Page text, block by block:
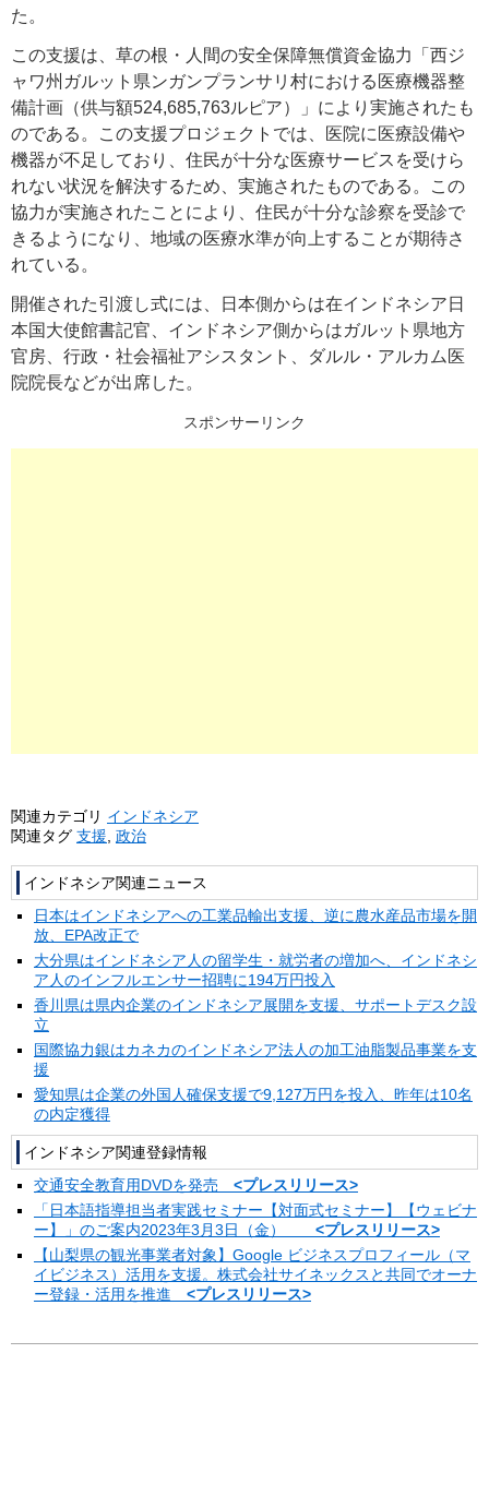
た。
この支援は、草の根・人間の安全保障無償資金協力「西ジ
ャワ州ガルット県ンガンプランサリ村における医療機器整
備計画（供与額524,685,763ルピア）」により実施されたも
のである。この支援プロジェクトでは、医院に医療設備や
機器が不足しており、住民が十分な医療サービスを受けら
れない状況を解決するため、実施されたものである。この
協力が実施されたことにより、住民が十分な診察を受診で
きるようになり、地域の医療水準が向上することが期待さ
れている。
開催された引渡し式には、日本側からは在インドネシア日
本国大使館書記官、インドネシア側からはガルット県地方
官房、行政・社会福祉アシスタント、ダルル・アルカム医
院院長などが出席した。
スポンサーリンク
関連カテゴリ インドネシア
関連タグ 支援 政治
インドネシア関連ニュース
日本はインドネシアへの工業品輸出支援、逆に農水産品市場を開
放、EPA改正で
大分県はインドネシア人の留学生・就労者の増加へ、インドネシ
ア人のインフルエンサー招聘に194万円投入
香川県は県内企業のインドネシア展開を支援、サポートデスク設
立
国際協力銀はカネカのインドネシア法人の加工油脂製品事業を支
援
愛知県は企業の外国人確保支援で9,127万円を投入、昨年は10名
の内定獲得
インドネシア関連登録情報
交通安全教育用DVDを発売 <プレスリリース>
「日本語指導担当者実践セミナー【対面式セミナー】【ウェビナ
ー】」のご案内2023年3月3日（金） <プレスリリース>
【山梨県の観光事業者対象】Google ビジネスプロフィール（マ
イビジネス）活用を支援。株式会社サイネックスと共同でオーナ
ー登録・活用を推進 <プレスリリース>